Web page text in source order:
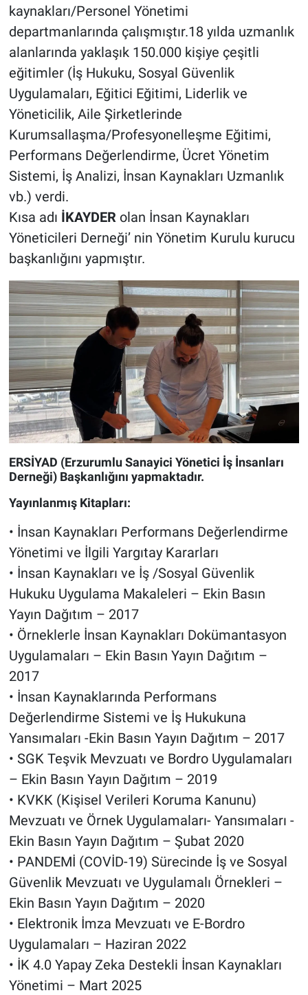
kaynakları/Personel Yönetimi
departmanlarında çalışmıştır.18 yılda uzmanlık
alanlarında yaklaşık 150.000 kişiye çeşitli
eğitimler (İş Hukuku, Sosyal Güvenlik
Uygulamaları, Eğitici Eğitimi, Liderlik ve
Yöneticilik, Aile Şirketlerinde
Kurumsallaşma/Profesyonelleşme Eğitimi,
Performans Değerlendirme, Ücret Yönetim
Sistemi, İş Analizi, İnsan Kaynakları Uzmanlık
vb.) verdi.
Kısa adı İKAYDER olan İnsan Kaynakları
Yöneticileri Derneği’ nin Yönetim Kurulu kurucu
başkanlığını yapmıştır.
ERSİYAD (Erzurumlu Sanayici Yönetici İş İnsanları
Derneği) Başkanlığını yapmaktadır.
Yayınlanmış Kitapları:
• İnsan Kaynakları Performans Değerlendirme
Yönetimi ve İlgili Yargıtay Kararları
• İnsan Kaynakları ve İş /Sosyal Güvenlik
Hukuku Uygulama Makaleleri – Ekin Basın
Yayın Dağıtım – 2017
• Örneklerle İnsan Kaynakları Dokümantasyon
Uygulamaları – Ekin Basın Yayın Dağıtım –
2017
• İnsan Kaynaklarında Performans
Değerlendirme Sistemi ve İş Hukukuna
Yansımaları -Ekin Basın Yayın Dağıtım – 2017
• SGK Teşvik Mevzuatı ve Bordro Uygulamaları
– Ekin Basın Yayın Dağıtım – 2019
• KVKK (Kişisel Verileri Koruma Kanunu)
Mevzuatı ve Örnek Uygulamaları- Yansımaları -
Ekin Basın Yayın Dağıtım – Şubat 2020
• PANDEMİ (COVİD-19) Sürecinde İş ve Sosyal
Güvenlik Mevzuatı ve Uygulamalı Örnekleri –
Ekin Basın Yayın Dağıtım – 2020
• Elektronik İmza Mevzuatı ve E-Bordro
Uygulamaları – Haziran 2022
• İK 4.0 Yapay Zeka Destekli İnsan Kaynakları
Yönetimi – Mart 2025